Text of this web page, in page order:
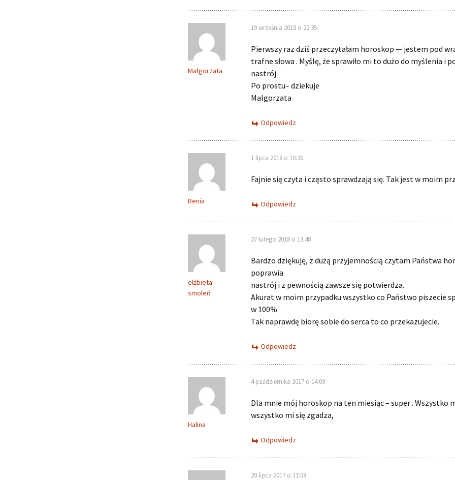
Małgorzata
19 września 2018 o 22:35
Pierwszy raz dziś przeczytałam horoskop — jestem pod
trafne słowa . Myślę, że sprawiło mi to dużo do myślenia i
nastrój
Po prostu– dziekuje
Malgorzata
Odpowiedz
Renia
1 lipca 2018 o 10:30
Fajnie się czyta i często sprawdzają się. Tak jest w moim
Odpowiedz
elżbieta
smoleń
27 lutego 2018 o 13:48
Bardzo dziękuję, z dużą przyjemnością czytam Państwa
poprawia
nastrój i z pewnością zawsze się potwierdza.
Akurat w moim przypadku wszystko co Państwo piszecie
w 100%
Tak naprawdę biorę sobie do serca to co przekazujecie.
Odpowiedz
Halina
4 października 2017 o 14:09
Dla mnie mój horoskop na ten miesiąc – super . Wszystko
wszystko mi się zgadza,
Odpowiedz
20 lipca 2017 o 11:08